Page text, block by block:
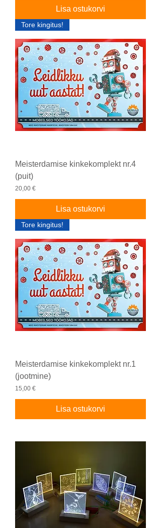
Lisa ostukorvi
Tore kingitus!
Meisterdamise kinkekomplekt nr.4
(puit)
Price
20,00 €
Lisa ostukorvi
Tore kingitus!
Meisterdamise kinkekomplekt nr.1
(jootmine)
Price
15,00 €
Lisa ostukorvi